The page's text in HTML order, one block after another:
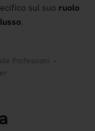
sul suo ruolo
.
Professioni